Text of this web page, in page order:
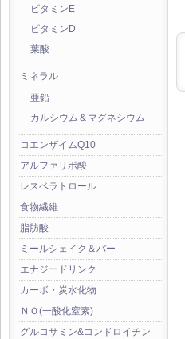
ビタミンE
ビタミンD
葉酸
ミネラル
亜鉛
カルシウム＆マグネシウム
コエンザイムQ10
アルファリポ酸
レスベラトロール
食物繊維
脂肪酸
ミールシェイク＆バー
エナジードリンク
カーボ・炭水化物
ＮＯ(一酸化窒素)
グルコサミン&コンドロイチン